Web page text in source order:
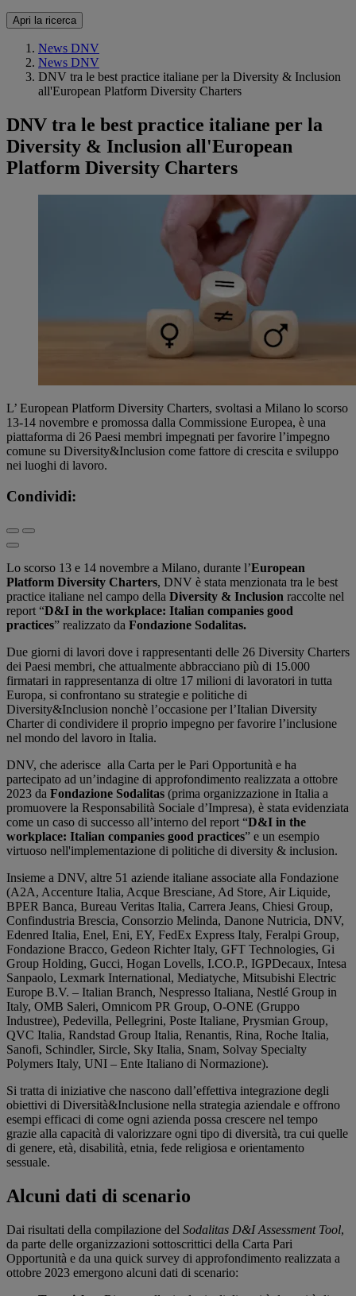
Apri la ricerca
News DNV
News DNV
DNV tra le best practice italiane per la Diversity & Inclusion
all'European Platform Diversity Charters
DNV tra le best practice italiane per la
Diversity & Inclusion all'European
Platform Diversity Charters
L’ European Platform Diversity Charters, svoltasi a Milano lo scorso
13-14 novembre e promossa dalla Commissione Europea, è una
piattaforma di 26 Paesi membri impegnati per favorire l’impegno
comune su Diversity&Inclusion come fattore di crescita e sviluppo
nei luoghi di lavoro.
Condividi:
Lo scorso 13 e 14 novembre a Milano, durante l’European
Platform Diversity Charters, DNV è stata menzionata tra le best
practice italiane nel campo della Diversity & Inclusion raccolte nel
report “D&I in the workplace: Italian companies good
practices” realizzato da Fondazione Sodalitas.
Due giorni di lavori dove i rappresentanti delle 26 Diversity Charters
dei Paesi membri, che attualmente abbracciano più di 15.000
firmatari in rappresentanza di oltre 17 milioni di lavoratori in tutta
Europa, si confrontano su strategie e politiche di
Diversity&Inclusion nonchè l’occasione per l’Italian Diversity
Charter di condividere il proprio impegno per favorire l’inclusione
nel mondo del lavoro in Italia.
DNV, che aderisce alla Carta per le Pari Opportunità e ha
partecipato ad un’indagine di approfondimento realizzata a ottobre
2023 da Fondazione Sodalitas (prima organizzazione in Italia a
promuovere la Responsabilità Sociale d’Impresa), è stata evidenziata
come un caso di successo all’interno del report “D&I in the
workplace: Italian companies good practices” e un esempio
virtuoso nell'implementazione di politiche di diversity & inclusion.
Insieme a DNV, altre 51 aziende italiane associate alla Fondazione
(A2A, Accenture Italia, Acque Bresciane, Ad Store, Air Liquide,
BPER Banca, Bureau Veritas Italia, Carrera Jeans, Chiesi Group,
Confindustria Brescia, Consorzio Melinda, Danone Nutricia, DNV,
Edenred Italia, Enel, Eni, EY, FedEx Express Italy, Feralpi Group,
Fondazione Bracco, Gedeon Richter Italy, GFT Technologies, Gi
Group Holding, Gucci, Hogan Lovells, I.CO.P., IGPDecaux, Intesa
Sanpaolo, Lexmark International, Mediatyche, Mitsubishi Electric
Europe B.V. – Italian Branch, Nespresso Italiana, Nestlé Group in
Italy, OMB Saleri, Omnicom PR Group, O-ONE (Gruppo
Industree), Pedevilla, Pellegrini, Poste Italiane, Prysmian Group,
QVC Italia, Randstad Group Italia, Renantis, Rina, Roche Italia,
Sanofi, Schindler, Sircle, Sky Italia, Snam, Solvay Specialty
Polymers Italy, UNI – Ente Italiano di Normazione).
Si tratta di iniziative che nascono dall’effettiva integrazione degli
obiettivi di Diversità&Inclusione nella strategia aziendale e offrono
esempi efficaci di come ogni azienda possa crescere nel tempo
grazie alla capacità di valorizzare ogni tipo di diversità, tra cui quelle
di genere, età, disabilità, etnia, fede religiosa e orientamento
sessuale.
Alcuni dati di scenario
Dai risultati della compilazione del Sodalitas D&I Assessment Tool,
da parte delle organizzazioni sottoscrittici della Carta Pari
Opportunità e da una quick survey di approfondimento realizzata a
ottobre 2023 emergono alcuni dati di scenario: